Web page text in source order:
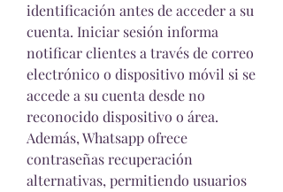
identificación antes de acceder a su
cuenta. Iniciar sesión informa
notificar clientes a través de correo
electrónico o dispositivo móvil si se
accede a su cuenta desde no
reconocido dispositivo o área.
Además, Whatsapp ofrece
contraseñas recuperación
alternativas, permitiendo usuarios